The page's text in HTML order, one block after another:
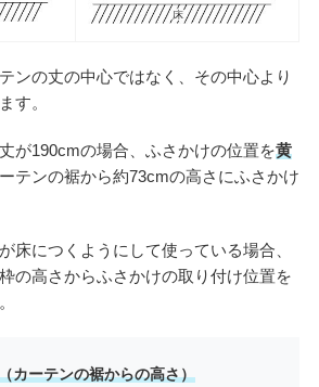
ンの丈の中心ではなく、その中心より
す。
が190cmの場合、ふさかけの位置を黄
テンの裾から約73cmの高さにふさかけ
床につくようにして使っている場合、
の高さからふさかけの取り付け位置を
カーテンの裾からの高さ）